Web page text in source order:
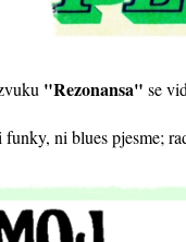
"Rezonansa" se
ni blues pjesme;